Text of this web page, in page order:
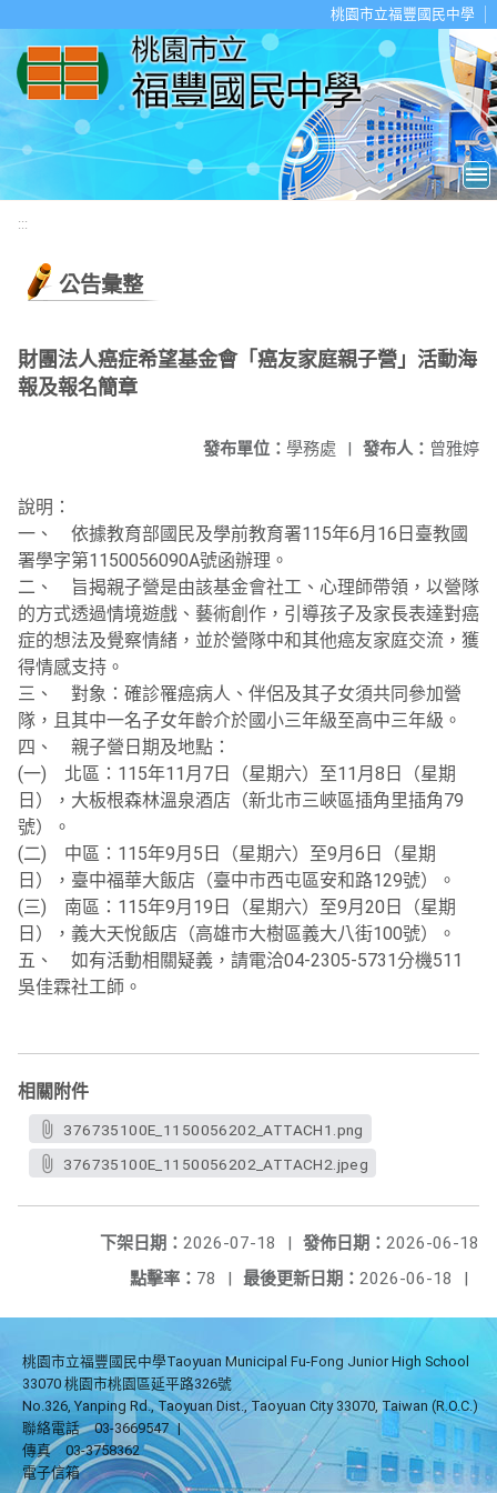
桃園市立福豐國民中學
:::
公告彙整
財團法人癌症希望基金會「癌友家庭親子營」活動海
報及報名簡章
發布人： 曾雅婷
發布單位： 學務處 |
說明：
一、 依據教育部國民及學前教育署115年6月16日臺教國
署學字第1150056090A號函辦理。
二、 旨揭親子營是由該基金會社工、心理師帶領，以營隊
的方式透過情境遊戲、藝術創作，引導孩子及家長表達對癌
症的想法及覺察情緒，並於營隊中和其他癌友家庭交流，獲
得情感支持。
三、 對象：確診罹癌病人、伴侶及其子女須共同參加營
隊，且其中一名子女年齡介於國小三年級至高中三年級。
四、 親子營日期及地點：
(一) 北區：115年11月7日（星期六）至11月8日（星期
日），大板根森林溫泉酒店（新北市三峽區插角里插角79
號）。
(二) 中區：115年9月5日（星期六）至9月6日（星期
日），臺中福華大飯店（臺中市西屯區安和路129號）。
(三) 南區：115年9月19日（星期六）至9月20日（星期
日），義大天悅飯店（高雄市大樹區義大八街100號）。
五、 如有活動相關疑義，請電洽04-2305-5731分機511
吳佳霖社工師。
相關附件
376735100E_1150056202_ATTACH1.png
376735100E_1150056202_ATTACH2.jpeg
發佈日期： 2026-06-18
下架日期： 2026-07-18
|
最後更新日期： 2026-06-18 |
點擊率： 78 |
桃園市立福豐國民中學Taoyuan Municipal Fu-Fong Junior High School
33070 桃園市桃園區延平路326號
No.326, Yanping Rd., Taoyuan Dist., Taoyuan City 33070, Taiwan (R.O.C.)
聯絡電話
03-3669547 |
傳真
03-3758362
電子信箱